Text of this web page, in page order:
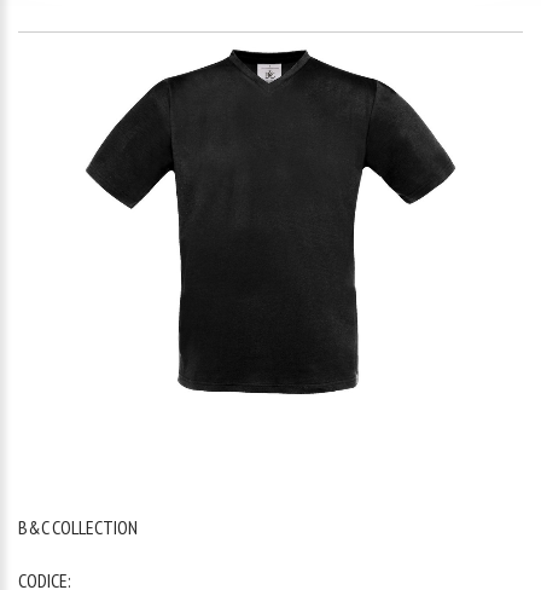
B&C COLLECTION
CODICE: